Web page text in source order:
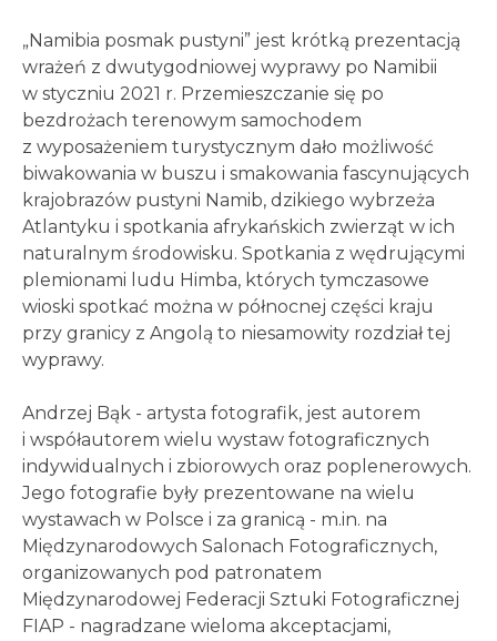
„Namibia posmak pustyni” jest krótką prezentacją
wrażeń z dwutygodniowej wyprawy po Namibii
w styczniu 2021 r. Przemieszczanie się po
bezdrożach terenowym samochodem
z wyposażeniem turystycznym dało możliwość
biwakowania w buszu i smakowania fascynujących
krajobrazów pustyni Namib, dzikiego wybrzeża
Atlantyku i spotkania afrykańskich zwierząt w ich
naturalnym środowisku. Spotkania z wędrującymi
plemionami ludu Himba, których tymczasowe
wioski spotkać można w północnej części kraju
przy granicy z Angolą to niesamowity rozdział tej
wyprawy.
Andrzej Bąk - artysta fotografik, jest autorem
i współautorem wielu wystaw fotograficznych
indywidualnych i zbiorowych oraz poplenerowych.
Jego fotografie były prezentowane na wielu
wystawach w Polsce i za granicą - m.in. na
Międzynarodowych Salonach Fotograficznych,
organizowanych pod patronatem
Międzynarodowej Federacji Sztuki Fotograficznej
FIAP - nagradzane wieloma akceptacjami,